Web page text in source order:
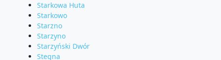
Starkowa Huta
Starkowo
Starzno
Starzyno
Starzyński Dwór
Stegna